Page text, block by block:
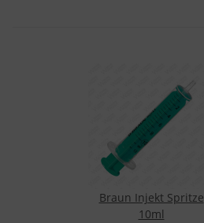
Braun Injekt Spritze
10ml